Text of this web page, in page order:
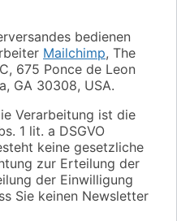
bedienen
Mailchimp, The
675 Ponce de Leon
GA 30308, USA.
Verarbeitung ist die
1 lit. a DSGVO
keine gesetzliche
zur Erteilung der
der Einwilligung
Sie keinen Newsletter